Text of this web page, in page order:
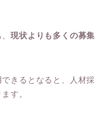
、現状よりも多くの募集
きるとなると、人材採
す。